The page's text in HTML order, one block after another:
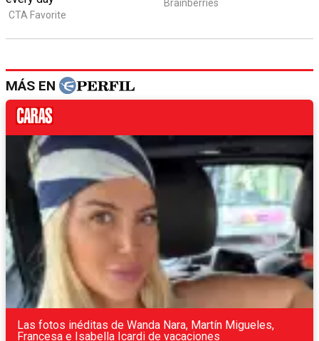
MÁS EN
Las fotos inéditas de Wanda Nara, Martín Migueles,
Francesa e Isabella Icardi de vacaciones